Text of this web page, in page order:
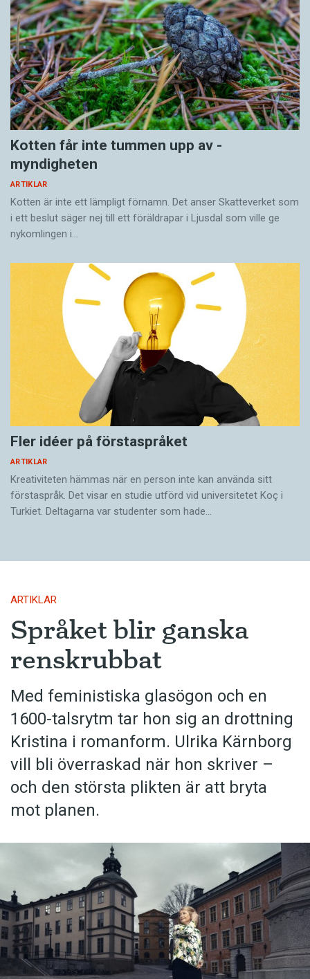
Ålder: 37 år
Bor: på Södermalm, Stockholm
Familj: pojkvän
Gör: arbetar halvtid på Svenska PEN, medverkar på
Expressens kultursidor, skriver på sin fjärde roman
Aktuell: romanenAftonlandutkommer i augusti
Kotten får inte tummen upp av ­
myndigheten
ARTIKLAR
Kotten är inte ett lämpligt förnamn. Det anser Skatte­verket som
i ett beslut säger nej till ett föräldra­par i Ljusdal som ville ge
nykomlingen i…
Fler idéer på förstaspråket
ARTIKLAR
Kreativiteten hämmas när en person inte kan använda sitt
förstaspråk. Det visar en studie utförd vid universitetet Koç i
Turkiet. Deltagarna var studenter som hade…
ARTIKLAR
Språket blir ganska
renskrubbat
Med feministiska glasögon och en
1600-talsrytm tar hon sig an drottning
Kristina i romanform. Ulrika Kärnborg
vill bli överraskad när hon skriver –
och den största plikten är att bryta
mot planen.